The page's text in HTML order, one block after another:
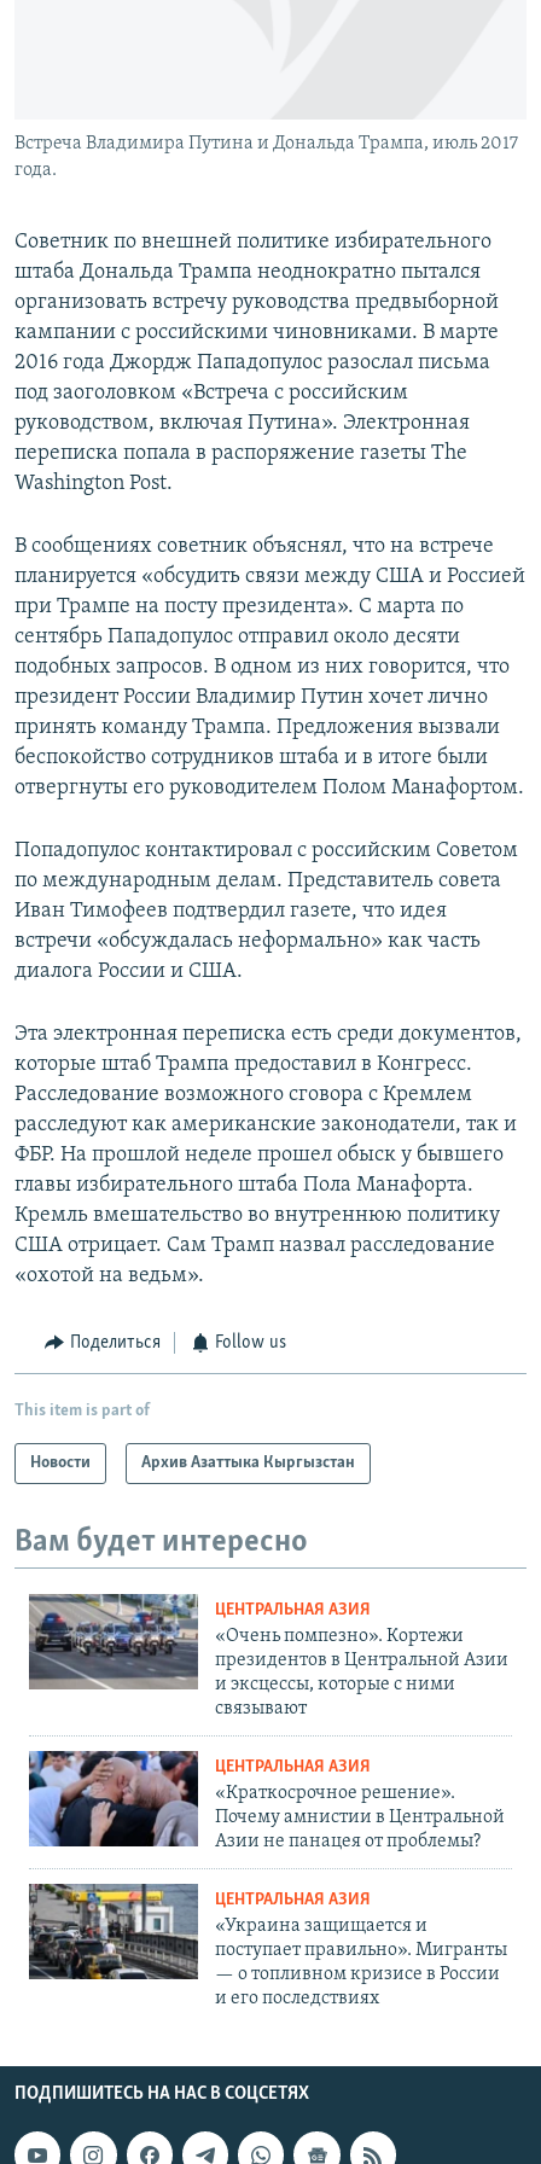
Встреча Владимира Путина и Дональда Трампа, июль 2017
года.
Советник по внешней политике избирательного
штаба Дональда Трампа неоднократно пытался
организовать встречу руководства предвыборной
кампании с российскими чиновниками. В марте
2016 года Джордж Пападопулос разослал письма
под заоголовком «Встреча с российским
руководством, включая Путина». Электронная
переписка попала в распоряжение газеты The
Washington Post.
В сообщениях советник объяснял, что на встрече
планируется «обсудить связи между США и Россией
при Трампе на посту президента». С марта по
сентябрь Пападопулос отправил около десяти
подобных запросов. В одном из них говорится, что
президент России Владимир Путин хочет лично
принять команду Трампа. Предложения вызвали
беспокойство сотрудников штаба и в итоге были
отвергнуты его руководителем Полом Манафортом.
Попадопулос контактировал с российским Советом
по международным делам. Представитель совета
Иван Тимофеев подтвердил газете, что идея
встречи «обсуждалась неформально» как часть
диалога России и США.
Эта электронная переписка есть среди документов,
которые штаб Трампа предоставил в Конгресс.
Расследование возможного сговора с Кремлем
расследуют как американские законодатели, так и
ФБР. На прошлой неделе прошел обыск у бывшего
главы избирательного штаба Пола Манафорта.
Кремль вмешательство во внутреннюю политику
США отрицает. Сам Трамп назвал расследование
«охотой на ведьм».
Поделиться Follow us
This item is part of
Новости Архив Азаттыка Кыргызстан
Вам будет интересно
ЦЕНТРАЛЬНАЯ АЗИЯ
«Очень помпезно». Кортежи
президентов в Центральной Азии
и эксцессы, которые с ними
связывают
ЦЕНТРАЛЬНАЯ АЗИЯ
«Краткосрочное решение».
Почему амнистии в Центральной
Азии не панацея от проблемы?
ЦЕНТРАЛЬНАЯ АЗИЯ
«Украина защищается и
поступает правильно». Мигранты
— о топливном кризисе в России
и его последствиях
ПОДПИШИТЕСЬ НА НАС В СОЦСЕТЯХ